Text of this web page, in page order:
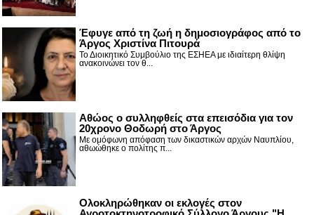
Έφυγε από τη ζωή η δημοσιογράφος από το
Άργος Χριστίνα Πιτουρά
Το Διοικητικό Συμβούλιο της ΕΣΗΕΑ με ιδιαίτερη θλίψη
ανακοινώνει τον θ...
Αθώος ο συλληφθείς στα επεισόδια για τον
20χρονο Θοδωρή στο Άργος
Με ομόφωνη απόφαση των δικαστικών αρχών Ναυπλίου,
αθωώθηκε ο πολίτης π...
Ολοκληρώθηκαν οι εκλογές στον